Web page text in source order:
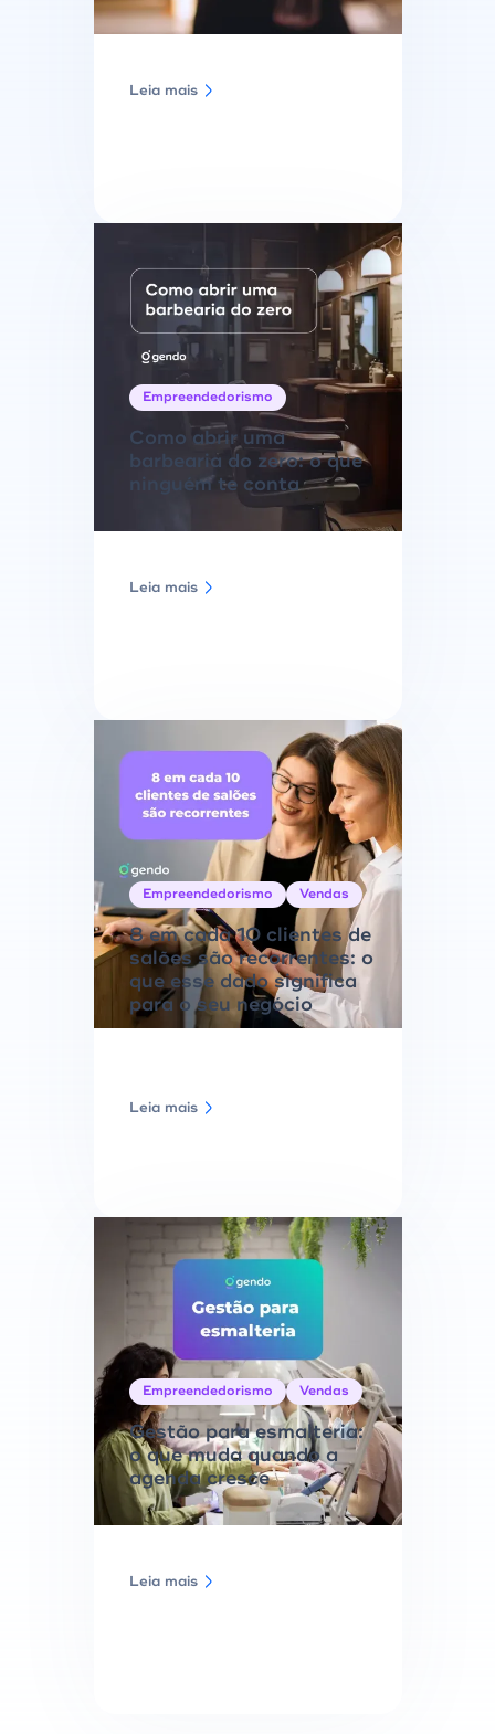
Leia mais
Empreendedorismo
Como abrir uma
barbearia do zero: o que
ninguém te conta
Leia mais
Empreendedorismo Vendas
8 em cada 10 clientes de
salões são recorrentes: o
que esse dado significa
para o seu negócio
Leia mais
Empreendedorismo Vendas
Gestão para esmalteria:
o que muda quando a
agenda cresce
Leia mais